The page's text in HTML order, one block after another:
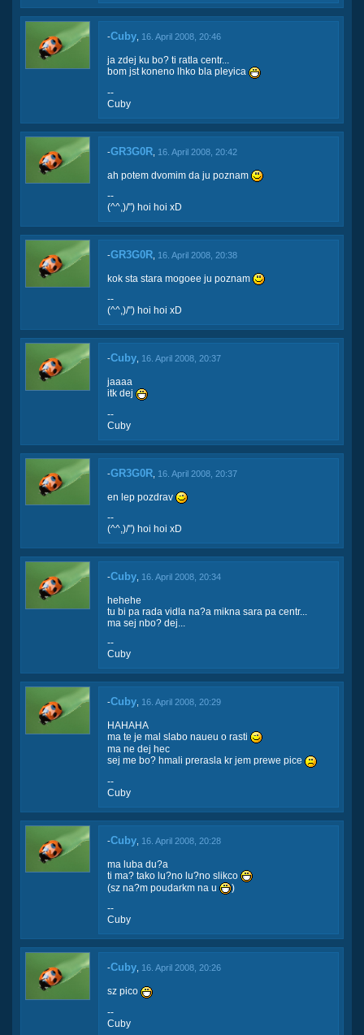
-Cuby 16. April 2008, 20:46
ja zdej ku bo? ti ratla centr...
bom jst koneno lhko bla pleyica
--
Cuby
-GR3G0R 16. April 2008, 20:42
ah potem dvomim da ju poznam
--
(^^,)/") hoi hoi xD
-GR3G0R 16. April 2008, 20:38
kok sta stara mogoee ju poznam
--
(^^,)/") hoi hoi xD
-Cuby 16. April 2008, 20:37
jaaaa
itk dej
--
Cuby
-GR3G0R 16. April 2008, 20:37
en lep pozdrav
--
(^^,)/") hoi hoi xD
-Cuby 16. April 2008, 20:34
hehehe
tu bi pa rada vidla na?a mikna sara pa centr...
ma sej nbo? dej...
--
Cuby
-Cuby 16. April 2008, 20:29
HAHAHA
ma te je mal slabo naueu o rasti
ma ne dej hec
sej me bo? hmali prerasla kr jem prewe pice
--
Cuby
-Cuby 16. April 2008, 20:28
ma luba du?a
ti ma? tako lu?no lu?no slikco
(sz na?m poudarkm na u
)
--
Cuby
-Cuby 16. April 2008, 20:26
sz pico
--
Cuby